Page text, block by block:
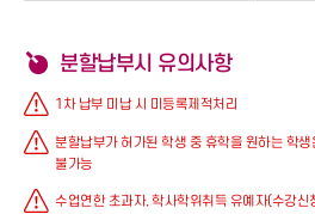
분할납부시 유의사항
1차 납부 미납 시 미등록제적처리
분할납부가 허가된 학생 중 휴학을 원하는 학
불가능
수업연한 초과자, 학사학위취득 유예자(수강